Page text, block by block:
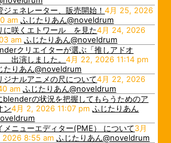
ジェネレーター、販売開始！4月 25, 2026
am ふじたりあん@noveldrum
に咲くエトワール を見た4月 24, 2026
am ふじたりあん@noveldrum
クリエイターが選ぶ「推しアドオ
出演しました。4月 22, 2026 11:14 pm
たりあん@noveldrum
ジナルアニメの尺について4月 22, 2026
am ふじたりあん@noveldrum
blenderの状況を把握してもらうためのア
ン4月 2, 2026 11:07 pm ふじたりあん
メニューエディター(PME） について3月
2026 8:55 am ふじたりあん@noveldrum